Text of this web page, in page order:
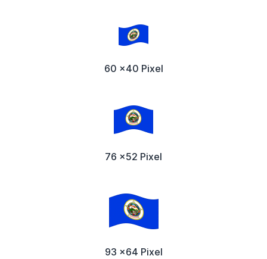
60 x40 Pixel
76 x52 Pixel
93 x64 Pixel